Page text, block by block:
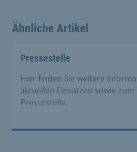
Ähnliche Artikel
Pressestelle
Hier finden Sie weitere
aktuellen Einsätzen sowie zum
Pressestelle.